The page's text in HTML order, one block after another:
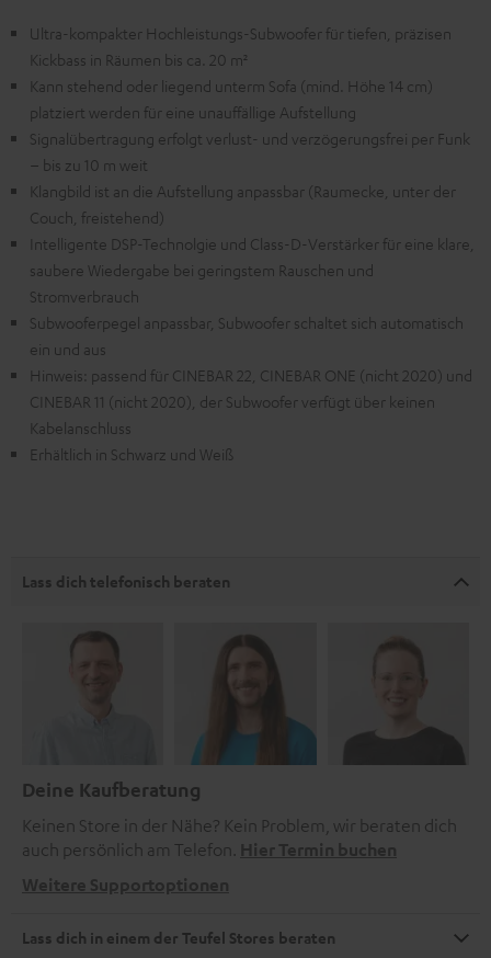
Ultra-kompakter Hochleistungs-Subwoofer für tiefen, präzisen
Kickbass in Räumen bis ca. 20 m²
Kann stehend oder liegend unterm Sofa (mind. Höhe 14 cm)
platziert werden für eine unauffällige Aufstellung
Signalübertragung erfolgt verlust- und verzögerungsfrei per Funk
– bis zu 10 m weit
Klangbild ist an die Aufstellung anpassbar (Raumecke, unter der
Couch, freistehend)
Intelligente DSP-Technolgie und Class-D-Verstärker für eine klare,
saubere Wiedergabe bei geringstem Rauschen und
Stromverbrauch
Subwooferpegel anpassbar, Subwoofer schaltet sich automatisch
ein und aus
Hinweis: passend für CINEBAR 22, CINEBAR ONE (nicht 2020) und
CINEBAR 11 (nicht 2020), der Subwoofer verfügt über keinen
Kabelanschluss
Erhältlich in Schwarz und Weiß
Lass dich telefonisch beraten
Deine Kaufberatung
Keinen Store in der Nähe? Kein Problem, wir beraten dich
auch persönlich am Telefon. Hier Termin buchen
Weitere Supportoptionen
Lass dich in einem der Teufel Stores beraten